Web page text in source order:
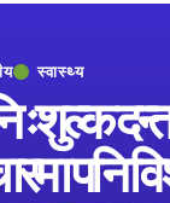
स्वास्थ्य
पनि